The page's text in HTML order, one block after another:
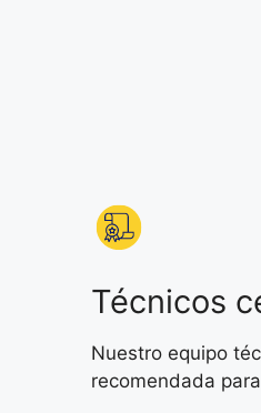
Técnicos
Nuestro equipo
recomendada